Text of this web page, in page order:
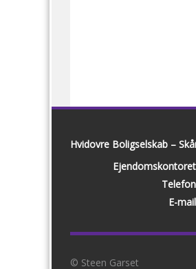
Hvidovre Boligselskab –
E-
© Steen Garset